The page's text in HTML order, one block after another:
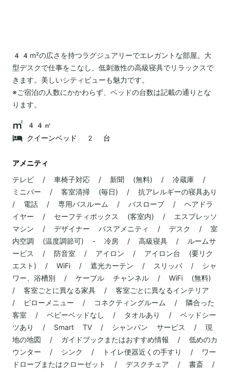
44m²の広さを持つラグジュアリーでエレガントな部屋。大
型デスクで仕事をこなし、低刺激性の高級寝具でリラックスで
きます。美しいシティビューも魅力です。
※ご宿泊の人数にかかわらず、ベッドの台数は記載の通りとな
ります。
44㎡
クイーンベッド 2 台
アメニティ
テレビ / 車椅子対応 / 新聞 (無料) / 冷蔵庫 /
ミニバー / 客室清掃 (毎日) / 抗アレルギーの寝具あり
/ 電話 / 専用バスルーム / バスローブ / ヘアドラ
イヤー / セーフティボックス (客室内) / エスプレッソ
マシン / デザイナー バスアメニティ / デスク / 室
内空調 (温度調節可) - 冷房 / 高級寝具 / ルームサ
ービス / 防音室 / アイロン / アイロン台 (要リク
エスト) / WiFi / 遮光カーテン / スリッパ / シャ
ワー、浴槽別 / ケーブル チャンネル / WiFi (無料)
/ 客室ごとに異なる家具 / 客室ごとに異なるインテリア
/ ピローメニュー / コネクティングルーム / 隣合った
客室 / ベビーベッドなし / タオルあり / ベッドシー
ツあり / Smart TV / シャンパン サービス / 現
地の地図 / ガイドブックまたはおすすめ情報 / 低めのカ
ウンター / シンク / トイレ便器近くの手すり / ワー
ドローブまたはクローゼット / デスクチェア / 書斎 /